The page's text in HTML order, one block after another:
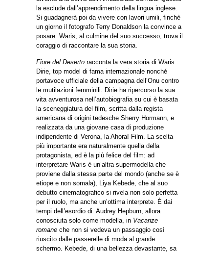
la esclude dall’apprendimento della lingua inglese.
Si guadagnerà poi da vivere con lavori umili, finchè
un giorno il fotografo Terry Donaldson la convince a
posare. Waris, al culmine del suo successo, trova il
coraggio di raccontare la sua storia.
Fiore del Deserto racconta la vera storia di Waris
Dirie, top model di fama internazionale nonché
portavoce ufficiale della campagna dell’Onu contro
le mutilazioni femminili. Dirie ha ripercorso la sua
vita avventurosa nell’autobiografia su cui è basata
la sceneggiatura del film, scritta dalla regista
americana di origini tedesche Sherry Hormann, e
realizzata da una giovane casa di produzione
indipendente di Verona, la Ahora! Film. La scelta
più importante era naturalmente quella della
protagonista, ed è la più felice del film: ad
interpretare Waris è un’altra supermodella che
proviene dalla stessa parte del mondo (anche se è
etiope e non somala), Liya Kebede, che al suo
debutto cinematografico si rivela non solo perfetta
per il ruolo, ma anche un’ottima interprete. È dai
tempi dell’esordio di Audrey Hepburn, allora
conosciuta solo come modella, in Vacanze
romane che non si vedeva un passaggio così
riuscito dalle passerelle di moda al grande
schermo. Kebede, di una bellezza devastante, sa